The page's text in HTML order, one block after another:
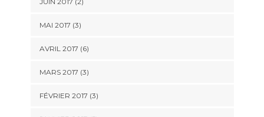
MAI 2017 (3)
AVRIL 2017 (6)
MARS 2017 (3)
FÉVRIER 2017 (3)